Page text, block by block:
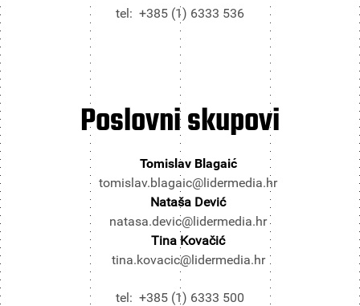
tel: +385 (1) 6333 536
Poslovniskupovi
Tomislav Blagaić
tomislav.blagaic@lidermedia.hr
Nataša Dević
natasa.devic@lidermedia.hr
Tina Kovačić
tina.kovacic@lidermedia.hr
tel: +385 (1) 6333 500